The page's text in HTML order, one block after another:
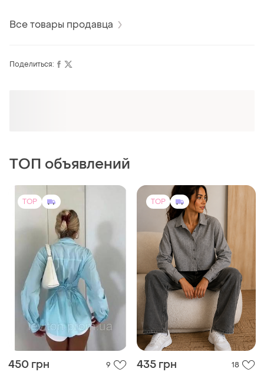
Все товары продавца
Поделиться:
ТОП объявлений
TOP
450 грн 9
TOP
435 грн 18